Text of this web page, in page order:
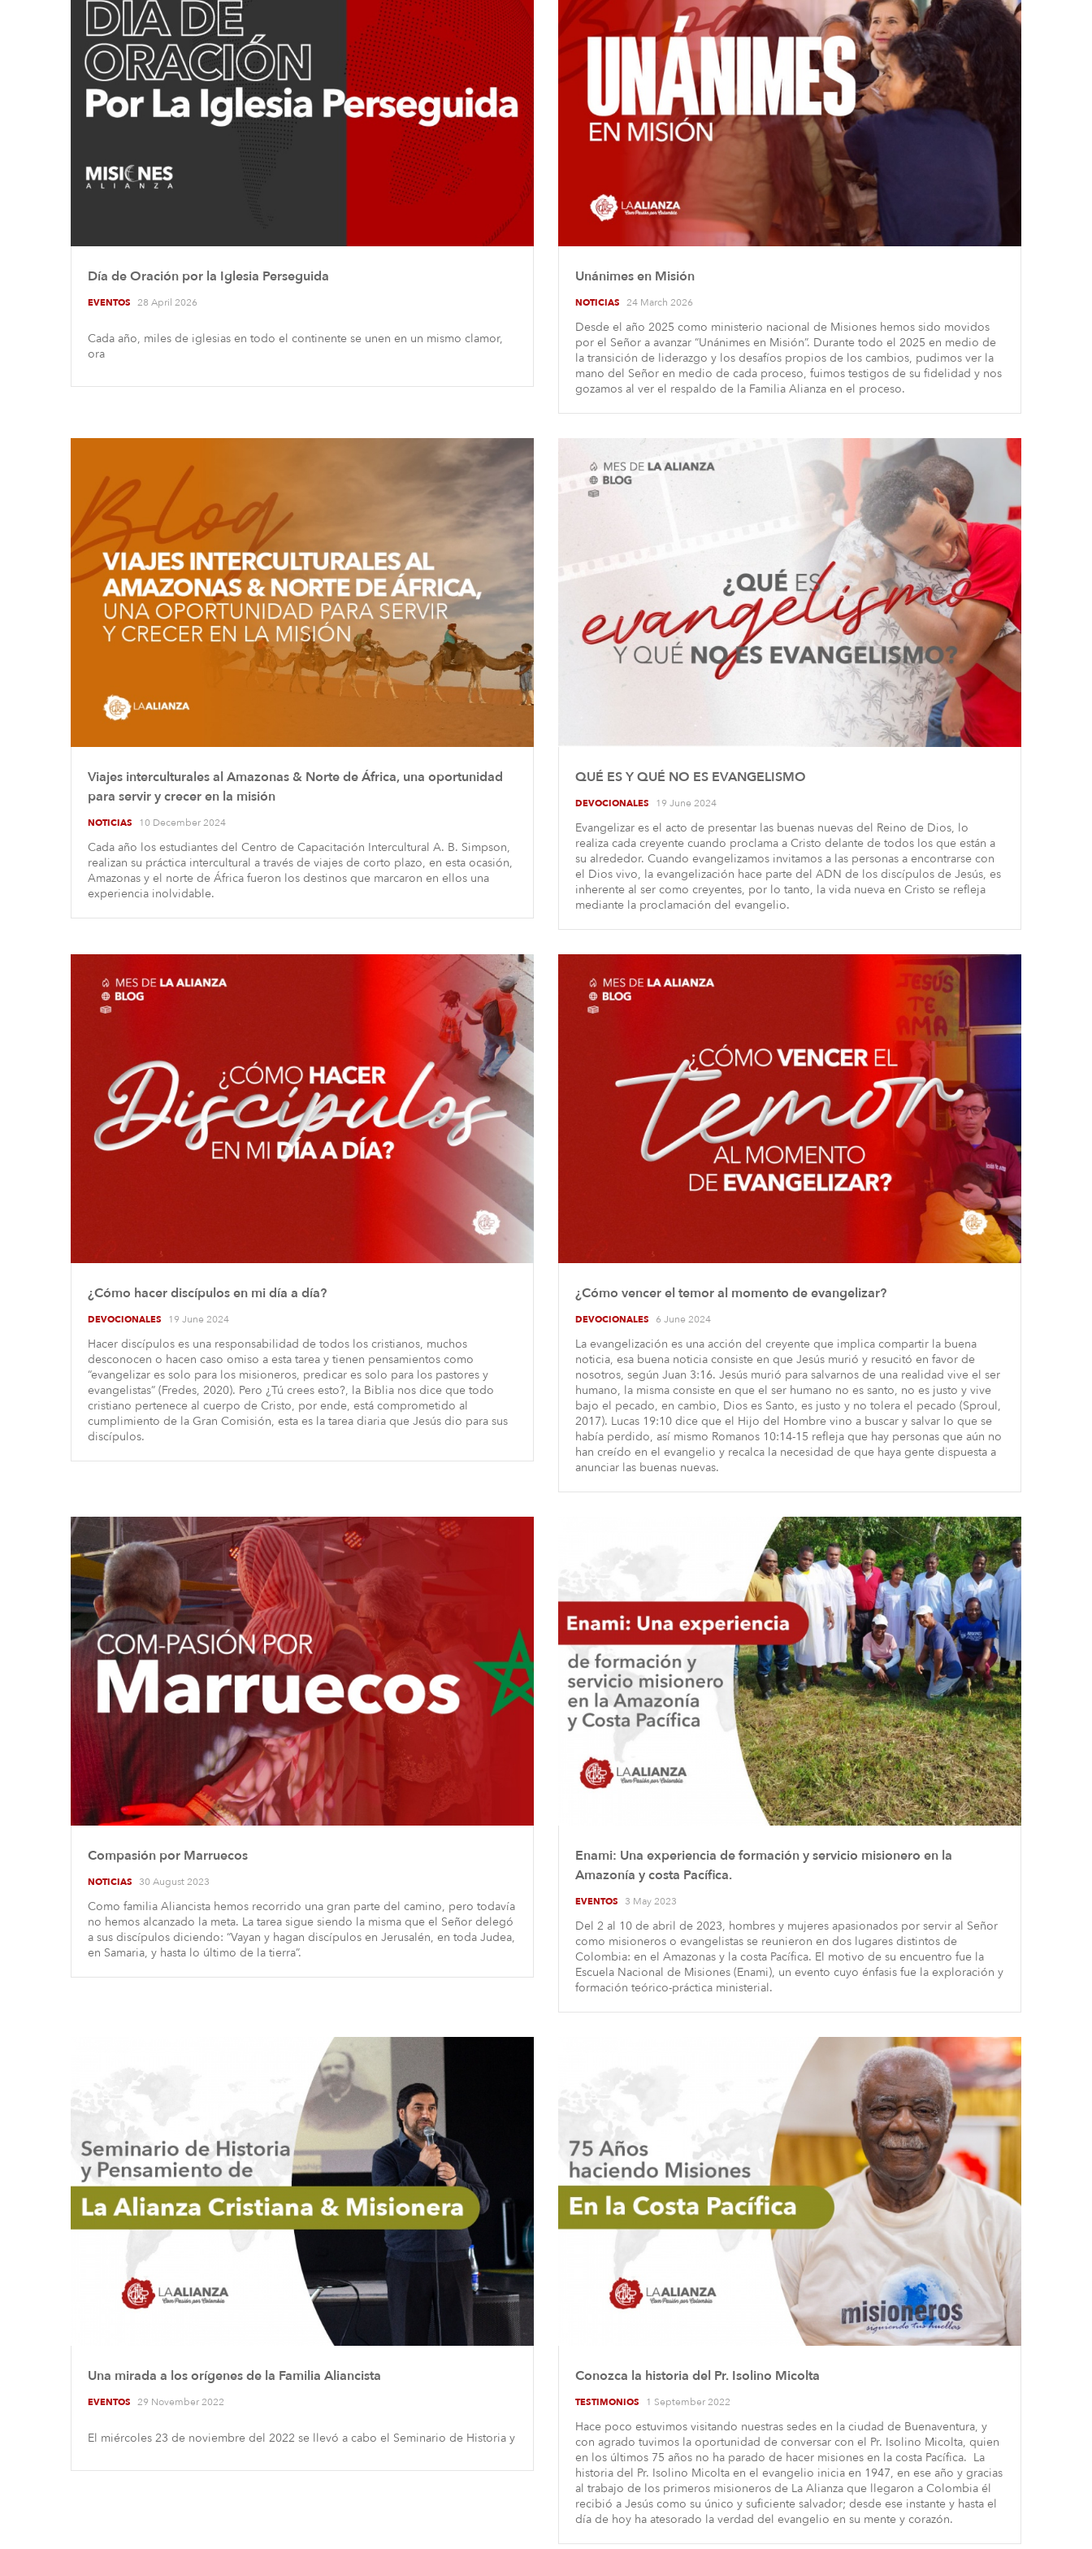
Día de Oración por la Iglesia Perseguida
EVENTOS 28 April 2026
Cada año, miles de iglesias en todo el continente se unen en un mismo clamor,
ora
Unánimes en Misión
NOTICIAS 24 March 2026
Desde el año 2025 como ministerio nacional de Misiones hemos sido movidos
por el Señor a avanzar “Unánimes en Misión”. Durante todo el 2025 en medio de
la transición de liderazgo y los desafíos propios de los cambios, pudimos ver la
mano del Señor en medio de cada proceso, fuimos testigos de su fidelidad y nos
gozamos al ver el respaldo de la Familia Alianza en el proceso.
Viajes interculturales al Amazonas & Norte de África, una oportunidad
para servir y crecer en la misión
NOTICIAS 10 December 2024
Cada año los estudiantes del Centro de Capacitación Intercultural A. B. Simpson,
realizan su práctica intercultural a través de viajes de corto plazo, en esta ocasión,
Amazonas y el norte de África fueron los destinos que marcaron en ellos una
experiencia inolvidable.
QUÉ ES Y QUÉ NO ES EVANGELISMO
DEVOCIONALES 19 June 2024
Evangelizar es el acto de presentar las buenas nuevas del Reino de Dios, lo
realiza cada creyente cuando proclama a Cristo delante de todos los que están a
su alrededor. Cuando evangelizamos invitamos a las personas a encontrarse con
el Dios vivo, la evangelización hace parte del ADN de los discípulos de Jesús, es
inherente al ser como creyentes, por lo tanto, la vida nueva en Cristo se refleja
mediante la proclamación del evangelio.
¿Cómo hacer discípulos en mi día a día?
DEVOCIONALES 19 June 2024
Hacer discípulos es una responsabilidad de todos los cristianos, muchos
desconocen o hacen caso omiso a esta tarea y tienen pensamientos como
“evangelizar es solo para los misioneros, predicar es solo para los pastores y
evangelistas” (Fredes, 2020). Pero ¿Tú crees esto?, la Biblia nos dice que todo
cristiano pertenece al cuerpo de Cristo, por ende, está comprometido al
cumplimiento de la Gran Comisión, esta es la tarea diaria que Jesús dio para sus
discípulos.
¿Cómo vencer el temor al momento de evangelizar?
DEVOCIONALES 6 June 2024
La evangelización es una acción del creyente que implica compartir la buena
noticia, esa buena noticia consiste en que Jesús murió y resucitó en favor de
nosotros, según Juan 3:16. Jesús murió para salvarnos de una realidad vive el ser
humano, la misma consiste en que el ser humano no es santo, no es justo y vive
bajo el pecado, en cambio, Dios es Santo, es justo y no tolera el pecado (Sproul,
2017). Lucas 19:10 dice que el Hijo del Hombre vino a buscar y salvar lo que se
había perdido, así mismo Romanos 10:14-15 refleja que hay personas que aún no
han creído en el evangelio y recalca la necesidad de que haya gente dispuesta a
anunciar las buenas nuevas.
Compasión por Marruecos
NOTICIAS 30 August 2023
Como familia Aliancista hemos recorrido una gran parte del camino, pero todavía
no hemos alcanzado la meta. La tarea sigue siendo la misma que el Señor delegó
a sus discípulos diciendo: “Vayan y hagan discípulos en Jerusalén, en toda Judea,
en Samaria, y hasta lo último de la tierra”.
Enami: Una experiencia de formación y servicio misionero en la
Amazonía y costa Pacífica.
EVENTOS 3 May 2023
Del 2 al 10 de abril de 2023, hombres y mujeres apasionados por servir al Señor
como misioneros o evangelistas se reunieron en dos lugares distintos de
Colombia: en el Amazonas y la costa Pacífica. El motivo de su encuentro fue la
Escuela Nacional de Misiones (Enami), un evento cuyo énfasis fue la exploración y
formación teórico-práctica ministerial.
Una mirada a los orígenes de la Familia Aliancista
EVENTOS 29 November 2022
El miércoles 23 de noviembre del 2022 se llevó a cabo el Seminario de Historia y
Conozca la historia del Pr. Isolino Micolta
TESTIMONIOS 1 September 2022
Hace poco estuvimos visitando nuestras sedes en la ciudad de Buenaventura, y
con agrado tuvimos la oportunidad de conversar con el Pr. Isolino Micolta, quien
en los últimos 75 años no ha parado de hacer misiones en la costa Pacífica. La
historia del Pr. Isolino Micolta en el evangelio inicia en 1947, en ese año y gracias
al trabajo de los primeros misioneros de La Alianza que llegaron a Colombia él
recibió a Jesús como su único y suficiente salvador; desde ese instante y hasta el
día de hoy ha atesorado la verdad del evangelio en su mente y corazón.